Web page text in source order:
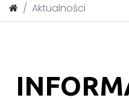
Aktualności